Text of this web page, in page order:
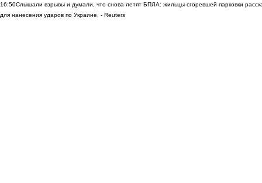
16:50Слышали взрывы и думали, что снова летят БПЛА: жильцы сгоревшей парковки
для нанесения ударов по Украине, - Reuters